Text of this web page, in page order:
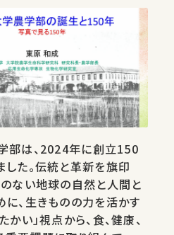
部は、2024年に創立150
た。伝統と革新を旗印
のない地球の自然と人間と
、生きものの力を活かす
かい」視点から、食、健康、